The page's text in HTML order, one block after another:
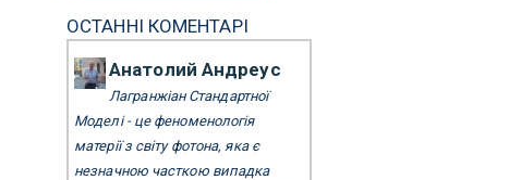
ОСТАННІ КОМЕНТАРІ
Анатолий Андреус
Лагранжіан Стандартної
Моделі - це феноменологія
матерії з світу фотона, яка є
незначною часткою випадка